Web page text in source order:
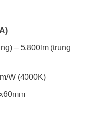
– 5.800lm (trung
W (4000K)